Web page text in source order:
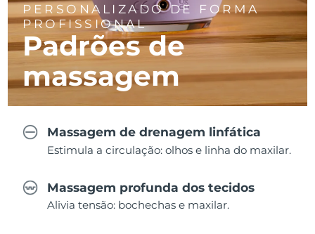
PERSONALIZADO DE FORMA
PROFISSIONAL
Padrões de
massagem
Massagem de drenagem linfática
Estimula a circulação: olhos e linha do maxilar.
Massagem profunda dos tecidos
Alivia tensão: bochechas e maxilar.